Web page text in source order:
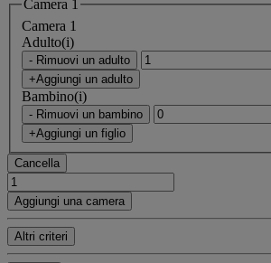
Camera 1
Camera 1
Adulto(i)
- Rimuovi un adulto
+Aggiungi un adulto
Bambino(i)
- Rimuovi un bambino
+Aggiungi un figlio
Cancella
Aggiungi una camera
Altri criteri